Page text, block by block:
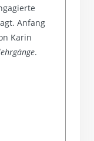
Anfang
Karin
.